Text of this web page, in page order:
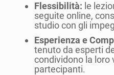
Flessibilità: le
seguite online,
studio con gli
Esperienza e
tenuto da esperti
condividono la loro
partecipanti.